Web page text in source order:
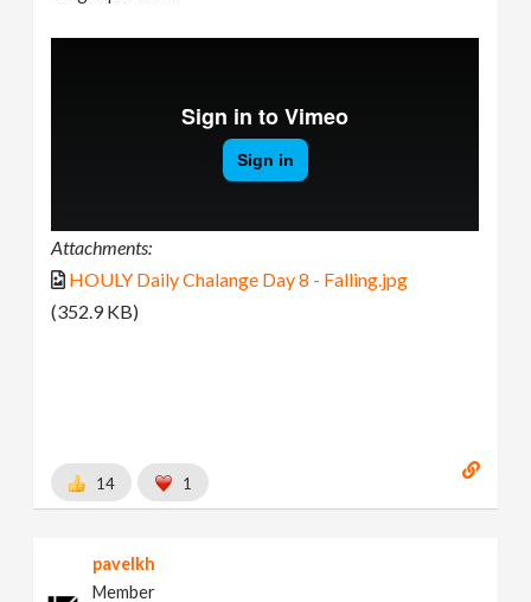
Attachments:
HOULY Daily Chalange Day 8 - Falling.jpg
(352.9 KB)
14 1
pavelkh
Member